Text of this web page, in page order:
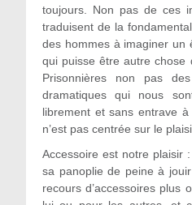
toujours. Non pas de ces
traduisent de la
des hommes à imaginer un
qui puisse être autre chose
Prisonnières non pas
dramatiques qui nous
librement et sans entrave
n’est pas centrée sur le
Accessoire est notre plaisir
sa panoplie de peine à
recours d’accessoires plus